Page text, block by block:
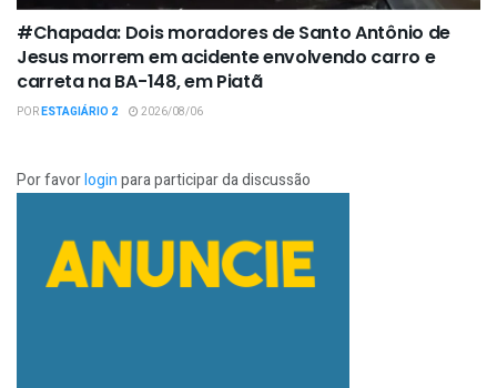
#Chapada: Dois moradores de Santo Antônio de
Jesus morrem em acidente envolvendo carro e
carreta na BA-148, em Piatã
PORESTAGIÁRIO 2 2026/08/06
Por favorloginpara participar da discussão